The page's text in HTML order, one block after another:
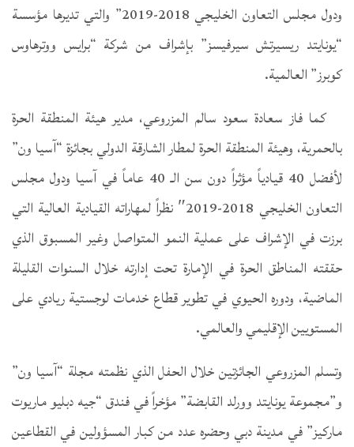
ودول مجلس التعاون الخليجي 2018-2019” والتي تديرها مؤسسة
“يونايتد ريسيرتش سيرفيسز” بإشراف من شركة “برايس ووترهاوس
كوبرز” العالمية.
كما فاز سعادة سعود سالم المزروعي، مدير هيئة المنطقة الحرة
بالحمرية، وهيئة المنطقة الحرة لمطار الشارقة الدولي بجائزة “آسيا ون”
لأفضل 40 قيادياً مؤثراً دون سن الـ 40 عاماً في آسيا ودول مجلس
التعاون الخليجي 2018-2019″ نظراً لمهاراته القيادية العالية التي
برزت في الإشراف على عملية النمو المتواصل وغير المسبوق الذي
حققته المناطق الحرة في الإمارة تحت إدارته خلال السنوات القليلة
الماضية، ودوره الحيوي في تطوير قطاع خدمات لوجستية ريادي على
المستويين الإقليمي والعالمي.
وتسلم المزروعي الجائزتين خلال الحفل الذي نظمته مجلة “آسيا ون”
و”مجموعة يونايتد وورلد القابضة” مؤخراً في فندق “جيه دبليو ماريوت
ماركيز” في مدينة دبي وحضره عدد من كبار المسؤولين في القطاعين